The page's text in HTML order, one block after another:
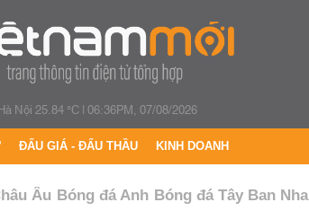
Nội 25.84 °C|06:36PM, 07/08/2026
ĐẤU GIÁ - ĐẤU THẦU KINH DOANH
Âu Bóng đá Anh Bóng đá Tây Ban Nha